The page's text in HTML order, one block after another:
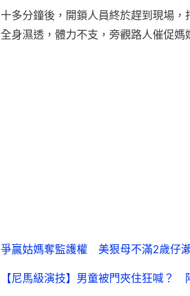
十多分鐘後，開鎖人員終於趕到現場
全身濕透，體力不支，旁觀路人催促媽
爭贏姑媽奪監護權 美狠母不滿2歲仔
【尼馬級演技】男童被門夾住狂喊？